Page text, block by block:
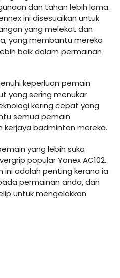
dan tahan lebih lama.
ini disesuaikan untuk
yang melekat dan
yang membantu mereka
baik dalam permainan
keperluan pemain
yang sering menukar
kering cepat yang
semua pemain
badminton mereka.
yang lebih suka
popular Yonex AC102.
ini adalah penting kerana ia
permainan anda, dan
untuk mengelakkan